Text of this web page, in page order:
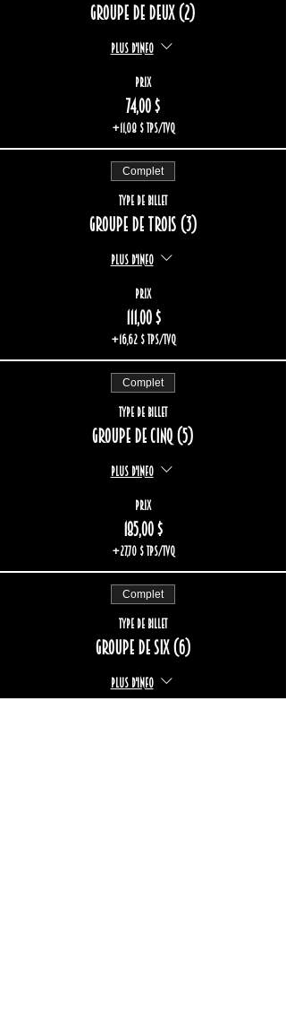
Groupe de deux (2)
Plus d'info
Prix
74,00 $
+11,08 $ TPS/TVQ
Complet
Type de billet
Groupe de trois (3)
Plus d'info
Prix
111,00 $
+16,62 $ TPS/TVQ
Complet
Type de billet
Groupe de cinq (5)
Plus d'info
Prix
185,00 $
+27,70 $ TPS/TVQ
Complet
Type de billet
Groupe de six (6)
Plus d'info